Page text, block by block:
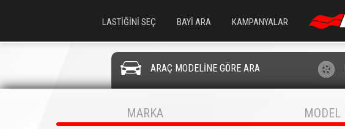
LASTİĞİNİ SEÇ BAYİ ARA KAMPANYALAR
ARAÇ MODELİNE GÖRE ARA
MARKA MODEL